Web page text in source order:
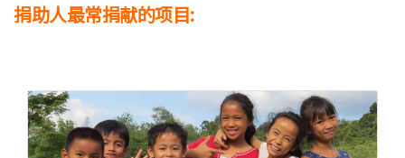
捐助人最常捐献的项目: